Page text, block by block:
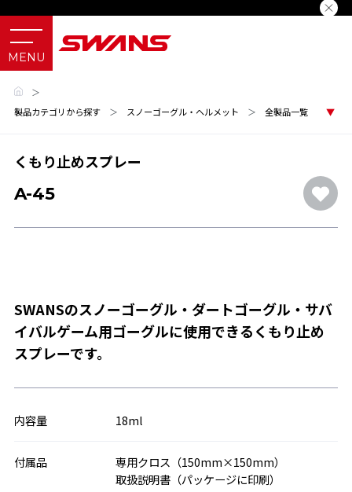
＞
製品カテゴリから探す
＞ スノーゴーグル・ヘルメット ＞ 全製品一覧
くもり止めスプレー
A-45
SWANSのスノーゴーグル・ダートゴーグル・サバ
イバルゲーム用ゴーグルに使用できるくもり止め
スプレーです。
内容量 18ml
付属品
専用クロス（150mm×150mm）
取扱説明書（パッケージに印刷）